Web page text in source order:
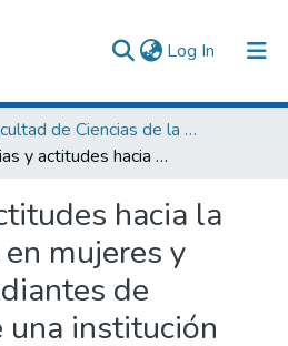
Log In (current)
Facultad de Ciencias de la Salud
Creencias y actitudes hacia la menstruación en mujeres y hombres estudiantes de secundaria de una institución educativa privada de Nuevo Chimbote, 2022.
hacia la
mujeres y
de
una institución